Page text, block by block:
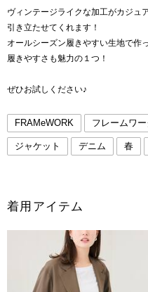
ヴィンテージライクな加工がカジュ
引き立たせてくれます！
オールシーズン履きやすい生地で作
履きやすさも魅力の１つ！
ぜひお試しください♪
FRAMeWORK フレームワー
ジャケット デニム 春
着用アイテム